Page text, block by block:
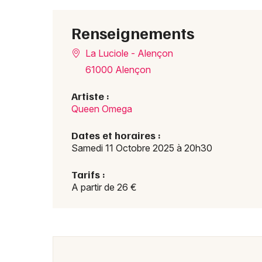
Renseignements
La Luciole - Alençon
61000 Alençon
Artiste :
Queen Omega
Dates et horaires :
Samedi 11 Octobre 2025 à 20h30
Tarifs :
A partir de 26 €